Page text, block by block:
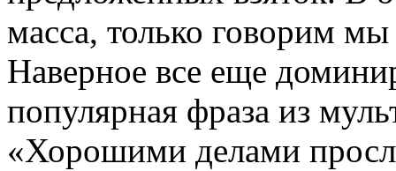
масса, только говорим
Наверное все еще
популярная фраза из
«Хорошими делами